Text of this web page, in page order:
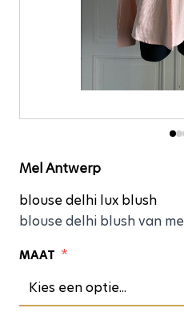
blouse
Mel Antwerp
blouse delhi lux blush
blouse delhi blush van
MAAT *